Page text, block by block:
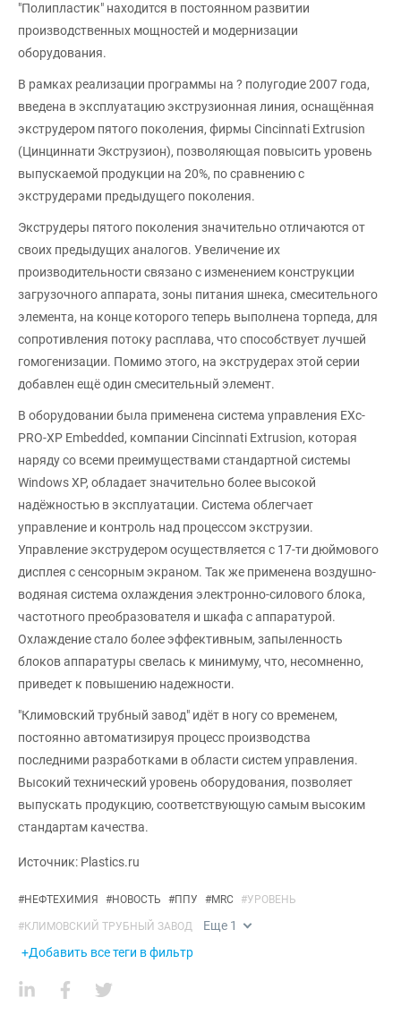
"Полипластик" находится в постоянном развитии
производственных мощностей и модернизации
оборудования.
В рамках реализации программы на ? полугодие 2007 года,
введена в эксплуатацию экструзионная линия, оснащённая
экструдером пятого поколения, фирмы Cincinnati Extrusion
(Цинциннати Экструзион), позволяющая повысить уровень
выпускаемой продукции на 20%, по сравнению с
экструдерами предыдущего поколения.
Экструдеры пятого поколения значительно отличаются от
своих предыдущих аналогов. Увеличение их
производительности связано с изменением конструкции
загрузочного аппарата, зоны питания шнека, смесительного
элемента, на конце которого теперь выполнена торпеда, для
сопротивления потоку расплава, что способствует лучшей
гомогенизации. Помимо этого, на экструдерах этой серии
добавлен ещё один смесительный элемент.
В оборудовании была применена система управления EXc-
PRO-XP Embedded, компании Cincinnati Extrusion, которая
наряду со всеми преимуществами стандартной системы
Windows XP, обладает значительно более высокой
надёжностью в эксплуатации. Система облегчает
управление и контроль над процессом экструзии.
Управление экструдером осуществляется с 17-ти дюймового
дисплея с сенсорным экраном. Так же применена воздушно-
водяная система охлаждения электронно-силового блока,
частотного преобразователя и шкафа с аппаратурой.
Охлаждение стало более эффективным, запыленность
блоков аппаратуры свелась к минимуму, что, несомненно,
приведет к повышению надежности.
"Климовский трубный завод" идёт в ногу со временем,
постоянно автоматизируя процесс производства
последними разработками в области систем управления.
Высокий технический уровень оборудования, позволяет
выпускать продукцию, соответствующую самым высоким
стандартам качества.
Источник: Plastics.ru
#НЕФТЕХИМИЯ #НОВОСТЬ #ППУ #MRC #УРОВЕНЬ
#КЛИМОВСКИЙ ТРУБНЫЙ ЗАВОД Еще 1
+Добавить все теги в фильтр